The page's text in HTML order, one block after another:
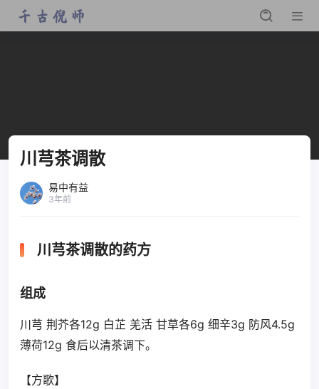
川芎茶调散
易中有益
3年前
川芎茶调散的药方
组成
川芎 荆芥各12g 白芷 羌活 甘草各6g 细辛3g 防风4.5g
薄荷12g 食后以清茶调下。
【方歌】